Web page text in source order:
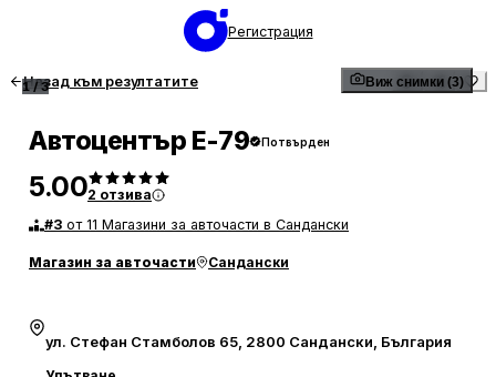
Регистрация
Назад към резултатите
1/3 Виж снимки (3)
Автоцентър Е-79 Потвърден
5.002 отзива
#3 от 11 Магазини за авточасти в Сандански
Магазин за авточасти Сандански
ул. Стефан Стамболов 65, 2800 Сандански, България